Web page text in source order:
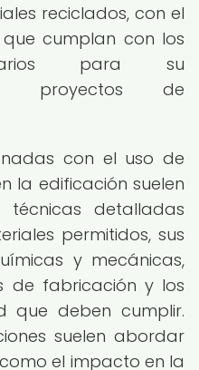
reciclados, con el
cumplan con los
para su
proyectos de
con el uso de
la edificación suelen
técnicas detalladas
permitidos, sus
y mecánicas,
de fabricación y los
que deben cumplir.
suelen abordar
el impacto en la